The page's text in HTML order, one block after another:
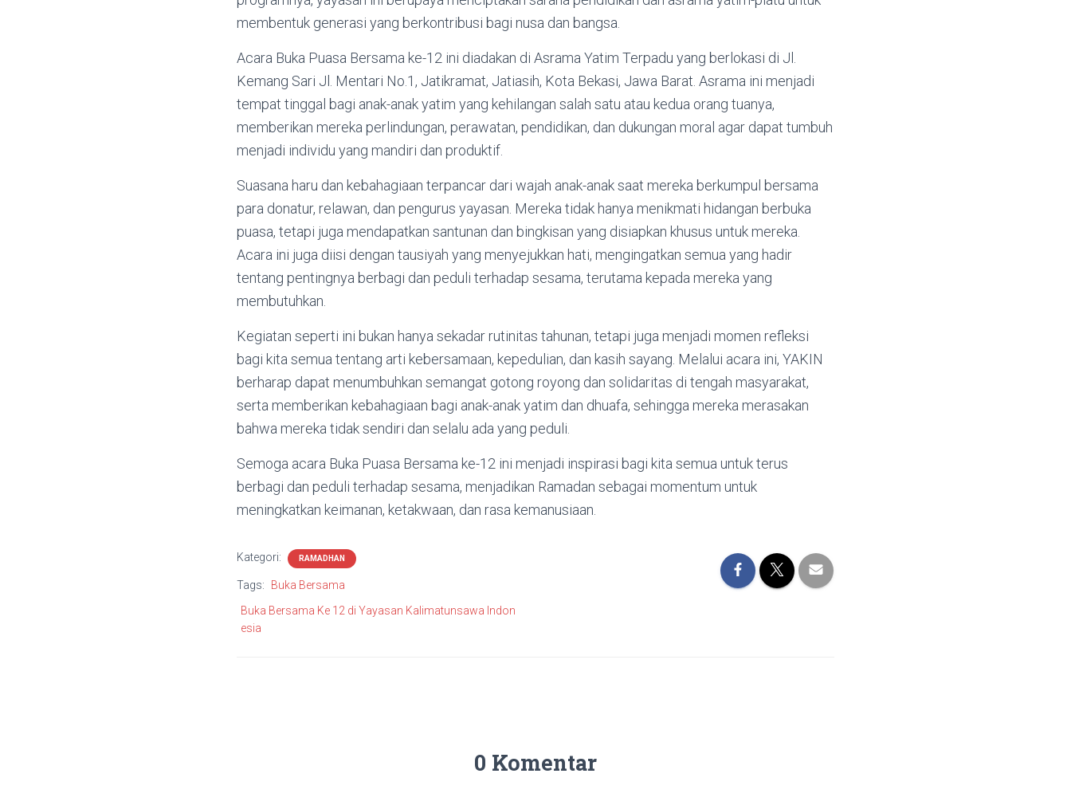
membentuk generasi yang berkontribusi bagi nusa dan bangsa.
Acara Buka Puasa Bersama ke-12 ini diadakan di Asrama Yatim Terpadu yang berlokasi di Jl.
Kemang Sari Jl. Mentari No.1, Jatikramat, Jatiasih, Kota Bekasi, Jawa Barat. Asrama ini menjadi
tempat tinggal bagi anak-anak yatim yang kehilangan salah satu atau kedua orang tuanya,
memberikan mereka perlindungan, perawatan, pendidikan, dan dukungan moral agar dapat tumbuh
menjadi individu yang mandiri dan produktif.
Suasana haru dan kebahagiaan terpancar dari wajah anak-anak saat mereka berkumpul bersama
para donatur, relawan, dan pengurus yayasan. Mereka tidak hanya menikmati hidangan berbuka
puasa, tetapi juga mendapatkan santunan dan bingkisan yang disiapkan khusus untuk mereka.
Acara ini juga diisi dengan tausiyah yang menyejukkan hati, mengingatkan semua yang hadir
tentang pentingnya berbagi dan peduli terhadap sesama, terutama kepada mereka yang
membutuhkan.
Kegiatan seperti ini bukan hanya sekadar rutinitas tahunan, tetapi juga menjadi momen refleksi
bagi kita semua tentang arti kebersamaan, kepedulian, dan kasih sayang. Melalui acara ini, YAKIN
berharap dapat menumbuhkan semangat gotong royong dan solidaritas di tengah masyarakat,
serta memberikan kebahagiaan bagi anak-anak yatim dan dhuafa, sehingga mereka merasakan
bahwa mereka tidak sendiri dan selalu ada yang peduli.
Semoga acara Buka Puasa Bersama ke-12 ini menjadi inspirasi bagi kita semua untuk terus
berbagi dan peduli terhadap sesama, menjadikan Ramadan sebagai momentum untuk
meningkatkan keimanan, ketakwaan, dan rasa kemanusiaan.
Kategori: RAMADHAN
Tags:
Buka Bersama
Buka Bersama Ke 12 di Yayasan Kalimatunsawa Indon
esia
0 Komentar